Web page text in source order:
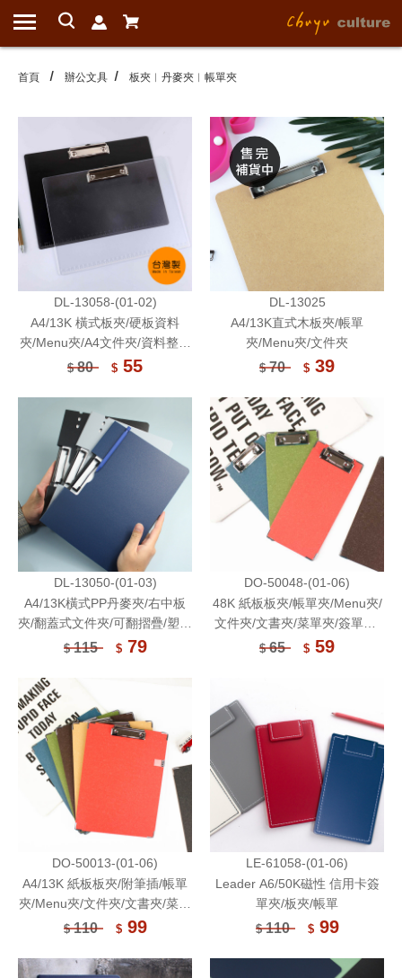
首頁 辦公文具 板夾︱丹麥夾︱帳單夾
DL-13058-(01-02)
A4/13K 橫式板夾/硬板資料
夾/Menu夾/A4文件夾/資料整理
收納/商務資料收納板
$80 $ 55
DL-13025
A4/13K直式木板夾/帳單
夾/Menu夾/文件夾
$70 $ 39
DL-13050-(01-03)
A4/13K橫式PP丹麥夾/右中板
夾/翻蓋式文件夾/可翻摺疊/塑膠
板夾/考卷夾/菜單夾/筆記板夾/
$115 $79
DO-50048-(01-06)
48K 紙板板夾/帳單夾/Menu夾/
文件夾/文書夾/菜單夾/簽單夾-
do it now
$65 $ 59
DO-50013-(01-06)
A4/13K 紙板板夾/附筆插/帳單
夾/Menu夾/文件夾/文書夾/菜單
夾-do it now
$110 $99
LE-61058-(01-06)
Leader A6/50K磁性 信用卡簽
單夾/板夾/帳單
$110 $99